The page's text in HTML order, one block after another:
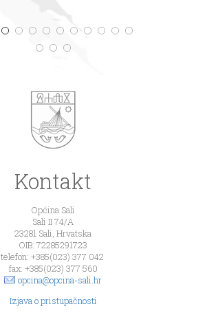
Kontakt
Općina Sali
Sali II 74/A
23281 Sali, Hrvatska
OIB: 72285291723
telefon: +385(023) 377 042
fax: +385(023) 377 560
opcina@opcina-sali.hr
Izjava o pristupačnosti